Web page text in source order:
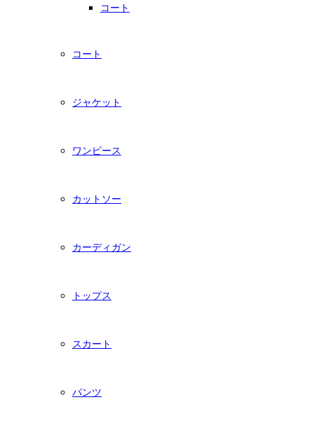
コート
コート
ジャケット
ワンピース
カットソー
カーディガン
トップス
スカート
パンツ